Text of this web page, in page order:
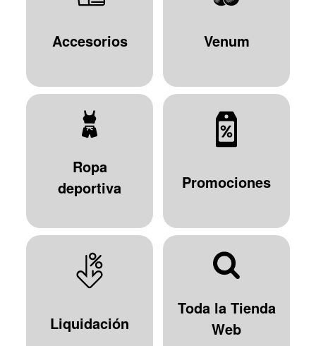
Accesorios Venum
Ropa
deportiva
Promociones
Liquidación
Toda la Tienda
Web